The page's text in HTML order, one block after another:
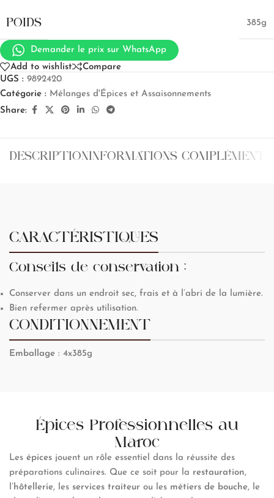
POIDS 385g
Demander le prix sur WhatsApp
Add to wishlist
Compare
UGS : 9892420
Catégorie : Mélanges d'Épices et Assaisonnements
Share:
DESCRIPTIONINFORMATIONS
CARACTÉRISTIQUES
Conseils de conservation :
Conserver dans un endroit sec, frais et à l’abri de la lumière.
Bien refermer après utilisation.
CONDITIONNEMENT
Emballage : 4x385g
Épices Professionnelles au
Maroc
Les épices jouent un rôle essentiel dans la réussite des
préparations culinaires. Que ce soit pour la restauration,
l’hôtellerie, les services traiteur ou les métiers de bouche, le